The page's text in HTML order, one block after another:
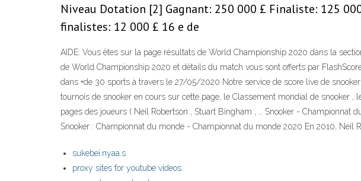
Niveau Dotation [2] Gagnant: 250 000 £ Finaliste: 125
finalistes: 12 000 £ 16 e de
AIDE: Vous êtes sur la page résultats de World Championship 2020 dans la
de World Championship 2020 et détails du match vous sont offerts par
dans +de 30 sports à travers le 27/05/2020 Notre service de score live de
tournois de snooker en cours sur cette page, le Classement mondial de snooker
pages des joueurs ( Neil Robertson , Stuart Bingham , … Snooker -
Snooker : Championnat du monde - Championnat du monde 2020 En 2010,
sukebei.nyaa.s
proxy sites for youtube videos